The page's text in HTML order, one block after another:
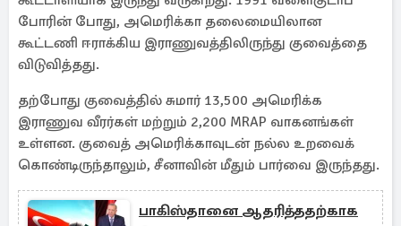
போரின் போது, அமெரிக்கா தலைமையிலான
கூட்டணி ஈராக்கிய இராணுவத்திலிருந்து குவைத்தை
விடுவித்தது.
தற்போது குவைத்தில் சுமார் 13,500 அமெரிக்க
இராணுவ வீரர்கள் மற்றும் 2,200 MRAP வாகனங்கள்
உள்ளன. குவைத் அமெரிக்காவுடன் நல்ல உறவைக்
கொண்டிருந்தாலும், சீனாவின் மீதும் பார்வை இருந்தது.
பாகிஸ்தானை ஆதரித்ததற்காக